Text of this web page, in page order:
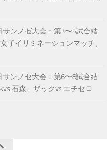
ンノゼ大会：第3〜5試合結
子イリミネーションマッチ、
ンノゼ大会：第6〜8試合結
vs.石森、ザックvs.エチセロ